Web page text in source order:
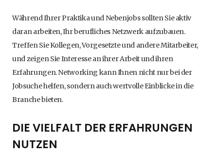
Während Ihrer Praktika und Nebenjobs sollten Sie aktiv
daran arbeiten, Ihr berufliches Netzwerk aufzubauen.
Treffen Sie Kollegen, Vorgesetzte und andere Mitarbeiter,
und zeigen Sie Interesse an ihrer Arbeit und ihren
Erfahrungen. Networking kann Ihnen nicht nur bei der
Jobsuche helfen, sondern auch wertvolle Einblicke in die
Branche bieten.
DIE VIELFALT DER ERFAHRUNGEN
NUTZEN